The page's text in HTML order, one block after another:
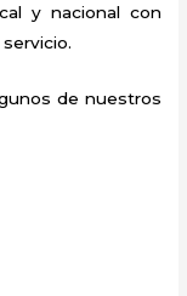
y nacional con
de nuestros